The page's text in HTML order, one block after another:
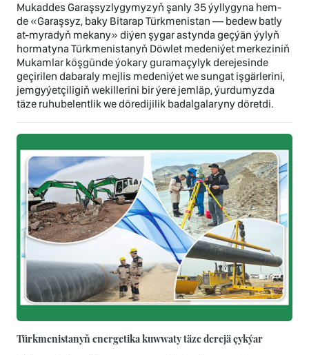
Mukaddes Garaşsyzlygymyzyň şanly 35 ýyllygyna hem-
de «Garaşsyz, baky Bitarap Türkmenistan — bedew batly
at-myradyň mekany» diýen şygar astynda geçýän ýylyň
hormatyna Türkmenistanyň Döwlet medeniýet merkeziniň
Mukamlar köşgünde ýokary guramaçylyk derejesinde
geçirilen dabaraly mejlis medeniýet we sungat işgärlerini,
jemgyýetçiligiň wekillerini bir ýere jemläp, ýurdumyzda
täze ruhubelentlik we döredijilik badalgalaryny döretdi.
Türkmenistanyň energetika kuwwaty täze derejä çykýar